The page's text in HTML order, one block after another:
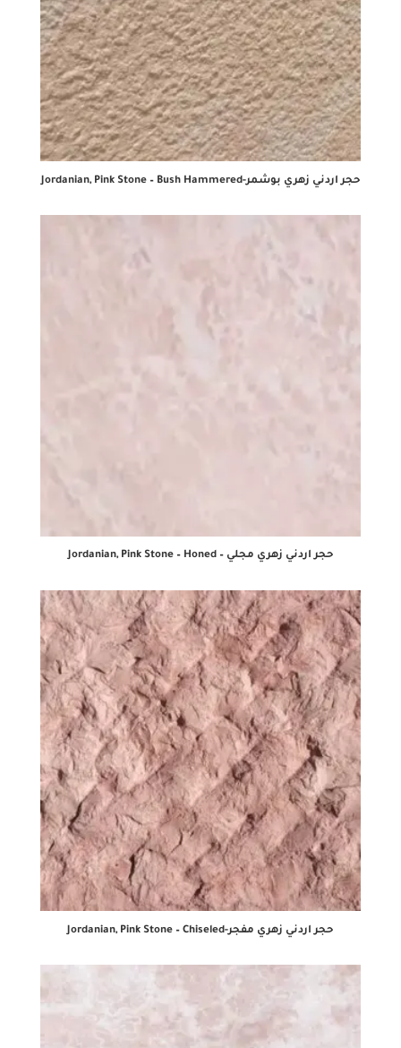
حجر اردني زهري بوشمر-Jordanian, Pink Stone – Bush Hammered
حجر اردني زهري مجلي – Jordanian, Pink Stone – Honed
حجر اردني زهري مفجر-Jordanian, Pink Stone – Chiseled